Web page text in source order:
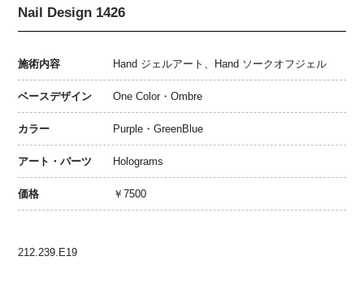
Nail Design 1426
施術内容 Hand ジェルアート、Hand ソークオフジェル
ベースデザイン One Color・Ombre
カラー Purple・GreenBlue
アート・パーツ Holograms
価格 ￥7500
212.239.E19